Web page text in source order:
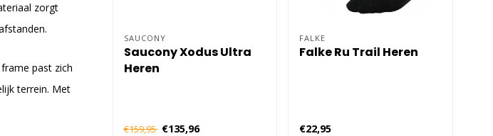
zorgt
past zich
terrein. Met
SAUCONY
Saucony Xodus Ultra
Heren
€159,95 €135,96
FALKE
Falke Ru Trail Heren
€22,95